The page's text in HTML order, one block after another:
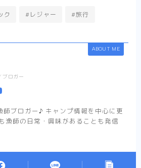
ク #レジャー #旅行
ABOUT ME
ブロガー
師ブロガー♪ キャンプ情報を中心に更
漁師の日常・興味があることも発信